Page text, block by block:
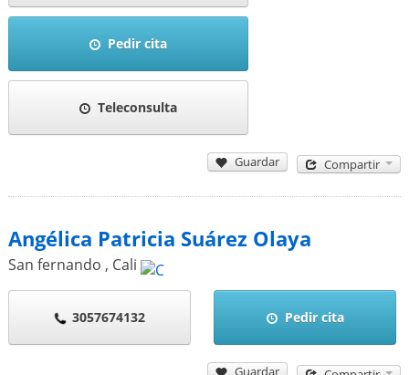
Pedir cita
Teleconsulta
Guardar Compartir
Angélica Patricia Suárez Olaya
San fernando , Cali
3057674132 Pedir cita
Guardar